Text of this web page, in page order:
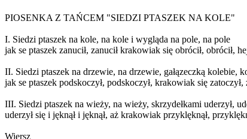
PIOSENKA Z TAŃCEM "SIEDZI PTASZEK NA KOLE"
I. Siedzi ptaszek na kole, na kole i wygląda na pole, na pole
jak se ptaszek zanucił, zanucił krakowiak się obrócił, obrócił,
II. Siedzi ptaszek na drzewie, na drzewie, gałązeczką kolebie,
jak se ptaszek podskoczył, podskoczył, krakowiak się zatoczył,
III. Siedzi ptaszek na wieży, na wieży, skrzydełkami uderzył,
uderzył się i jęknął i jęknął, aż krakowiak przyklęknął,
Wiersz